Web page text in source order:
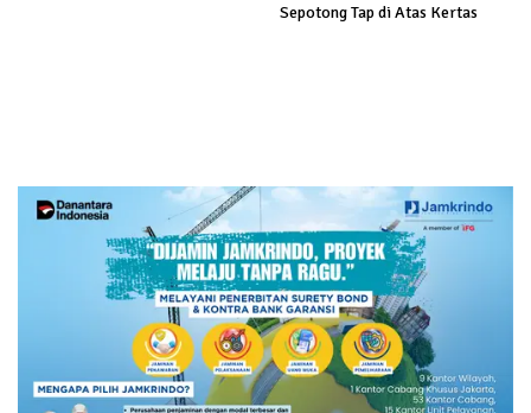
Sepotong Tap di Atas Kertas